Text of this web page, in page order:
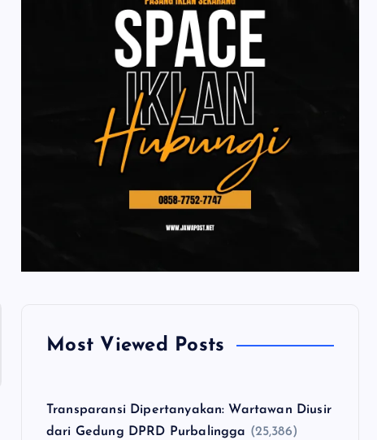
Most Viewed Posts
Transparansi Dipertanyakan: Wartawan Diusir
dari Gedung DPRD Purbalingga (25,386)